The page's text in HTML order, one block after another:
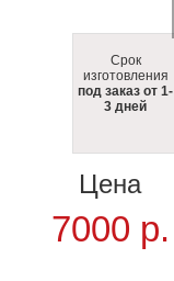
Срок
изготовления
под заказ от 1-
3 дней
Цена
7000 р.